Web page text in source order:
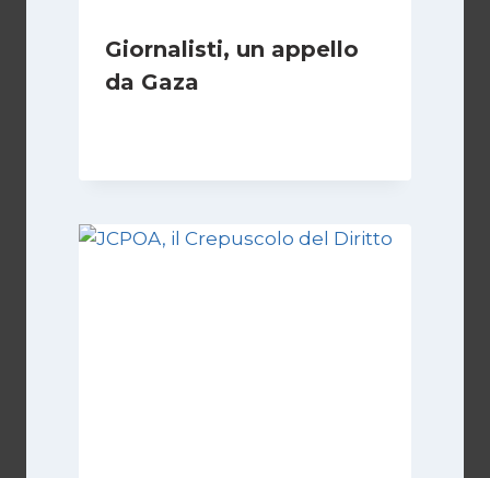
Giornalisti, un appello
da Gaza